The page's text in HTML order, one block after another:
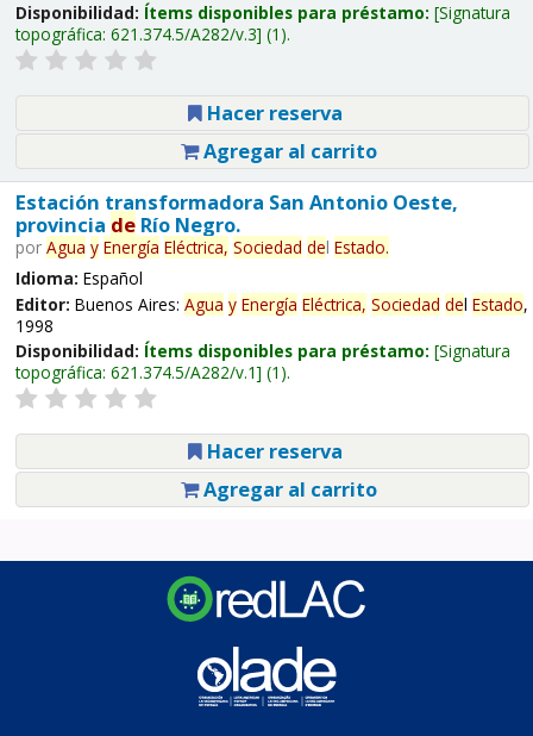
Disponibilidad: Ítems disponibles para préstamo: Signatura
topográfica: 621.374.5/A282/v.3 (1).
Hacer reserva
Agregar al carrito
Estación transformadora San Antonio Oeste,
provincia deRío Negro.
por Agua y Energía Eléctrica, Sociedad del Estado.
Idioma: Español
Editor: Buenos Aires: Agua y Energía Eléctrica, Sociedad del Estado,
1998
Disponibilidad: Ítems disponibles para préstamo: Signatura
topográfica: 621.374.5/A282/v.1 (1).
Hacer reserva
Agregar al carrito